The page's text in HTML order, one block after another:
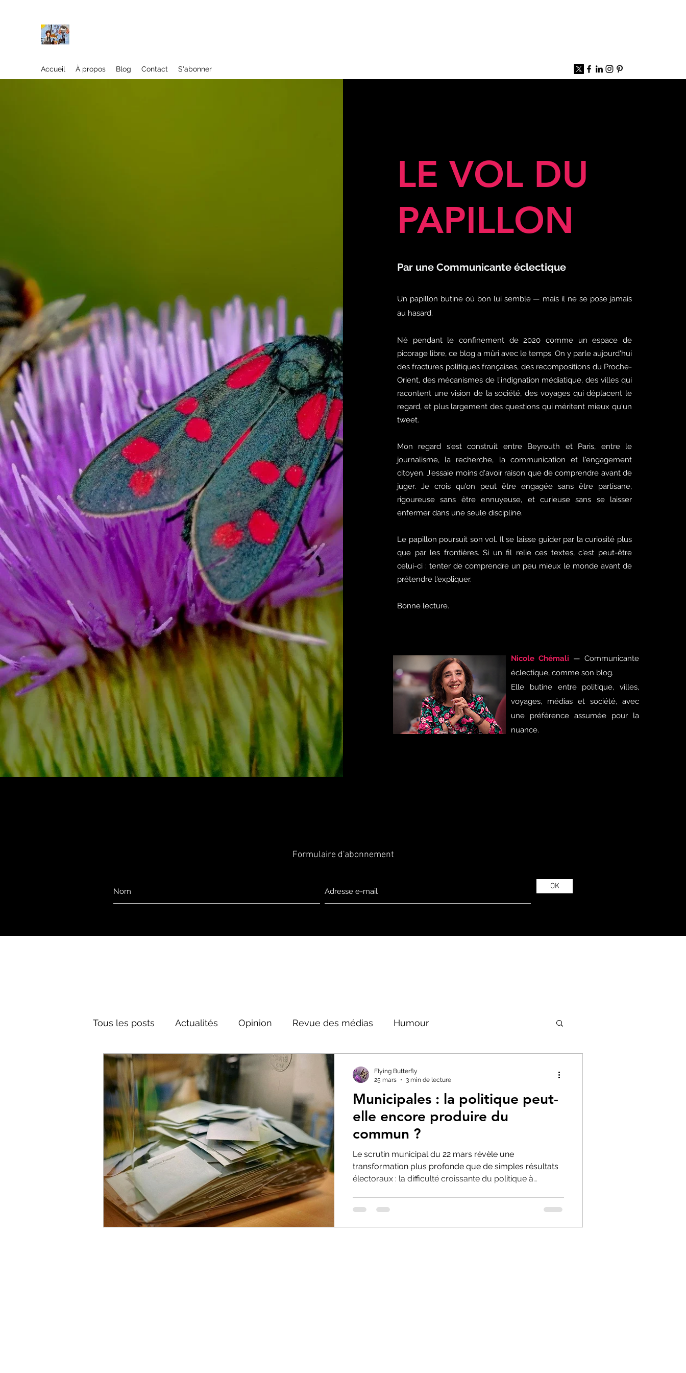
Accueil À propos Blog Contact S'abonner
LE VOL DU
PAPILLON
Par une Communicante éclectique
Un papillon butine où bon lui semble — mais il ne se pose jamais
au hasard.
Né pendant le confinement de 2020 comme un espace de
picorage libre, ce blog a mûri avec le temps. On y parle aujourd'hui
des fractures politiques françaises, des recompositions du Proche-
Orient, des mécanismes de l'indignation médiatique, des villes qui
racontent une vision de la société, des voyages qui déplacent le
regard, et plus largement des questions qui méritent mieux qu'un
tweet.
Mon regard s'est construit entre Beyrouth et Paris, entre le
journalisme, la recherche, la communication et l'engagement
citoyen. J'essaie moins d'avoir raison que de comprendre avant de
juger. Je crois qu'on peut être engagée sans être partisane,
rigoureuse sans être ennuyeuse, et curieuse sans se laisser
enfermer dans une seule discipline.
Le papillon poursuit son vol. Il se laisse guider par la curiosité plus
que par les frontières. Si un fil relie ces textes, c'est peut-être
celui-ci : tenter de comprendre un peu mieux le monde avant de
prétendre l'expliquer.
Bonne lecture.
Nicole Chémali — Communicante
éclectique, comme son blog.
Elle butine entre politique, villes,
voyages, médias et société, avec
une préférence assumée pour la
nuance.
Formulaire d'abonnement
OK
Tous les posts Actualités Opinion Revue des médias Humour
Culture&Divertissement Peinture&Photographie
Mode Histoire Politique
Municipales : la politique peut-
elle encore produire du
commun ?
Le scrutin municipal du 22 mars révèle une
transformation plus profonde que de simples résultats
électoraux : la difficulté croissante du politique à
Flying Butterfly
25 mars
3 min de lecture